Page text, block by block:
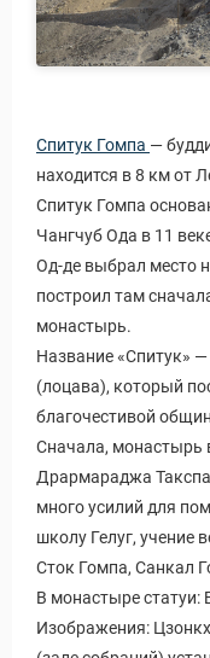
Спитук Гомпа —
находится в 8 км от
Спитук Гомпа
Чангчуб Ода в 11
Од-де выбрал место
построил там
монастырь.
Название «Спитук»
(лоцава), который
благочестивой
Сначала, монастырь
Дрармараджа
много усилий для
школу Гелуг, учение
Сток Гомпа, Санкал
В монастыре
Изображения: